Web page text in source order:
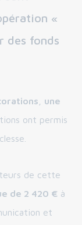
«
des fonds
une
ont permis
de cette
de 2 420 € à
et